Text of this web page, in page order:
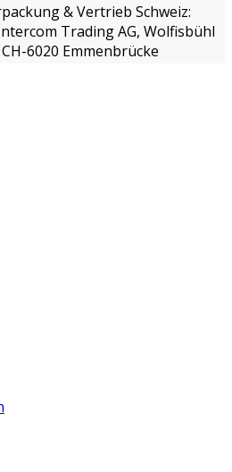
& Vertrieb Schweiz:
Trading AG, Wolfisbühl
CH-6020 Emmenbrücke